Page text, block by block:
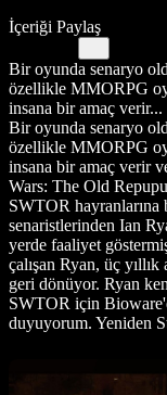
İçeriği Paylaş
Bir oyunda senaryo
özellikle MMORPG
insana bir amaç verir...
Bir oyunda senaryo
özellikle MMORPG
insana bir amaç verir
Wars: The Old
SWTOR
senaristlerinden Ian
yerde faaliyet
çalışan Ryan, üç
geri dönüyor. Ryan
SWTOR için
duyuyorum. Yeniden